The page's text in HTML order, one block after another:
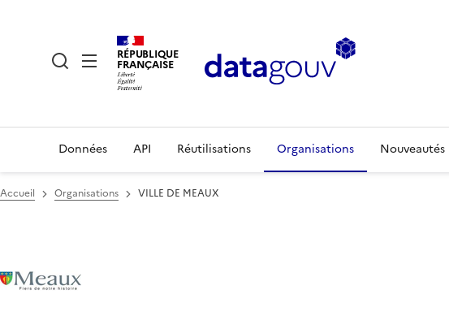
RÉPUBLIQUE
FRANÇAISE
Données API Réutilisations Organisations Nouveautés
Accueil Organisations VILLE DE MEAUX